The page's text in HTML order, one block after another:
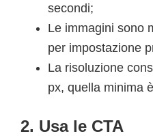
secondi;
Le immagini sono
per impostazione
La risoluzione
px, quella minima
2. Usa le CTA